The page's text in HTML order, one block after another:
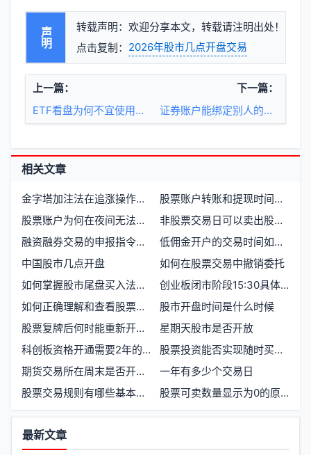
声明
转载声明：欢迎分享本文，转载请注明出处！
点击复制： 2026年股市几点开盘交易
上一篇：
ETF看盘为何不宜使用复权数据？股票期货交易如何避免复权陷阱？
下一篇：
证券账户能绑定别人的银行卡吗
相关文章
金字塔加注法在追涨操作中的实战应用
股票账户转账和提现时间限制有哪些规定
股票账户为何在夜间无法登录
非股票交易日可以卖出股票吗
融资融券交易的申报指令有哪些特殊要求
低佣金开户的交易时间如何安排
中国股市几点开盘
如何在股票交易中撤销委托
如何掌握股市尾盘买入法技巧
创业板闭市阶段15:30具体开始时间是什么时候
如何正确理解和查看股票的开盘和收盘价格
股市开盘时间是什么时候
股票复牌后何时能重新开始交易
星期天股市是否开放
科创板资格开通需要2年的交易时间具体指什么
股票投资能否实现随时买卖操作
期货交易所在周末是否开放办理业务
一年有多少个交易日
股票交易规则有哪些基本内容
股票可卖数量显示为0的原因及解决方法
功
最新文章